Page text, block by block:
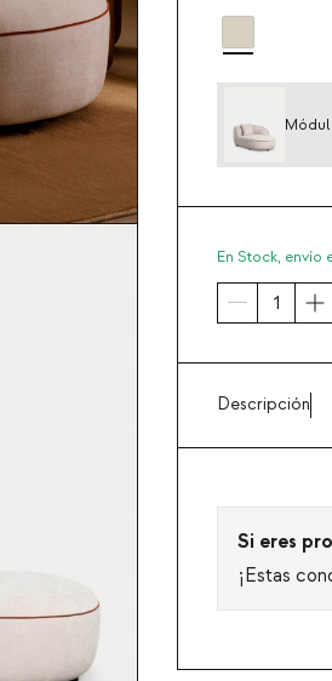
En Stock, envío
Descripción
Si eres
¡Estas